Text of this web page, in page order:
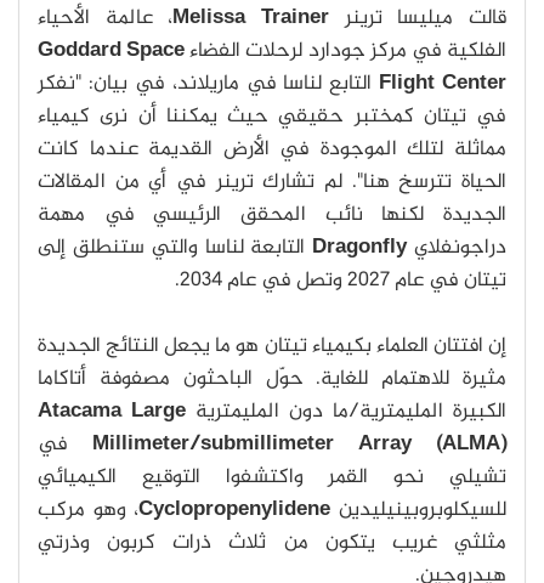
قالت ميليسا ترينر Melissa Trainer، عالمة الأحياء
الفلكية في مركز جودارد لرحلات الفضاءGoddard Space
Flight Center التابع لناسا في ماريلاند، في بيان: "نفكر
في تيتان كمختبر حقيقي حيث يمكننا أن نرى كيمياء
مماثلة لتلك الموجودة في الأرض القديمة عندما كانت
الحياة تترسخ هنا". لم تشارك ترينر في أي من المقالات
الجديدة لكنها نائب المحقق الرئيسي في مهمة
دراجونفلايDragonfly التابعة لناسا والتي ستنطلق إلى
تيتان في عام 2027 وتصل في عام 2034.
إن افتتان العلماء بكيمياء تيتان هو ما يجعل النتائج الجديدة
مثيرة للاهتمام للغاية. حوّل الباحثون مصفوفة أتاكاما
الكبيرة المليمترية/ما دون المليمترية Atacama Large
Millimeter/submillimeter Array (ALMA) في
تشيلي نحو القمر واكتشفوا التوقيع الكيميائي
للسيكلوبروبينيليدين Cyclopropenylidene، وهو مركب
مثلثي غريب يتكون من ثلاث ذرات كربون وذرتي
هيدروجين.